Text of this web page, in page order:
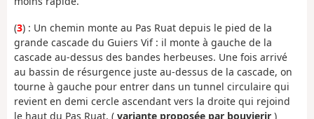
(3) : Un chemin monte au Pas Ruat depuis le pied de la
grande cascade du Guiers Vif : il monte à gauche de la
cascade au-dessus des bandes herbeuses. Une fois arrivé
au bassin de résurgence juste au-dessus de la cascade, on
tourne à gauche pour entrer dans un tunnel circulaire qui
revient en demi cercle ascendant vers la droite qui rejoind
le haut du Pas Ruat. ( variante proposée par bouvierjr )